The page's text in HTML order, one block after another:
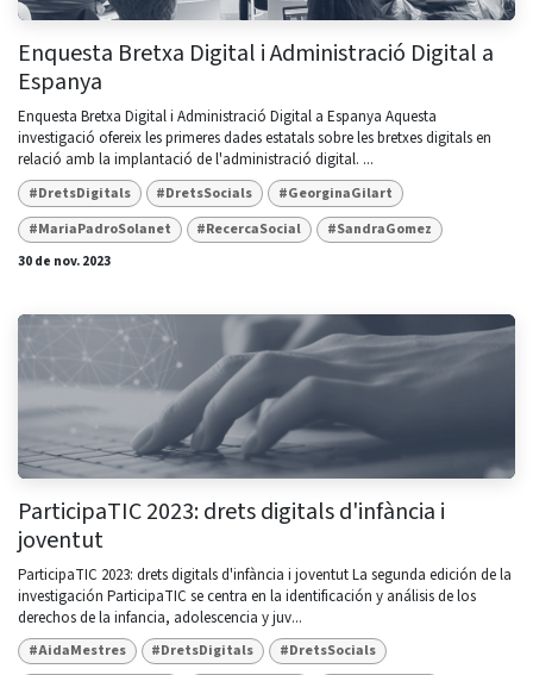
Enquesta Bretxa Digital i Administració Digital a
Espanya
Enquesta Bretxa Digital i Administració Digital a Espanya Aquesta
investigació ofereix les primeres dades estatals sobre les bretxes digitals en
relació amb la implantació de l'administració digital. ...
#DretsDigitals #DretsSocials
#GeorginaGilart
#MariaPadroSolanet
#RecercaSocial
#SandraGomez
30 de nov. 2023
ParticipaTIC 2023: drets digitals d'infància i
joventut
ParticipaTIC 2023: drets digitals d'infància i joventut La segunda edición de la
investigación ParticipaTIC se centra en la identificación y análisis de los
derechos de la infancia, adolescencia y juv...
#AidaMestres #DretsDigitals
#DretsSocials